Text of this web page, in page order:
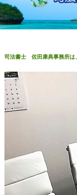
司法書士 佐田康典事務所は